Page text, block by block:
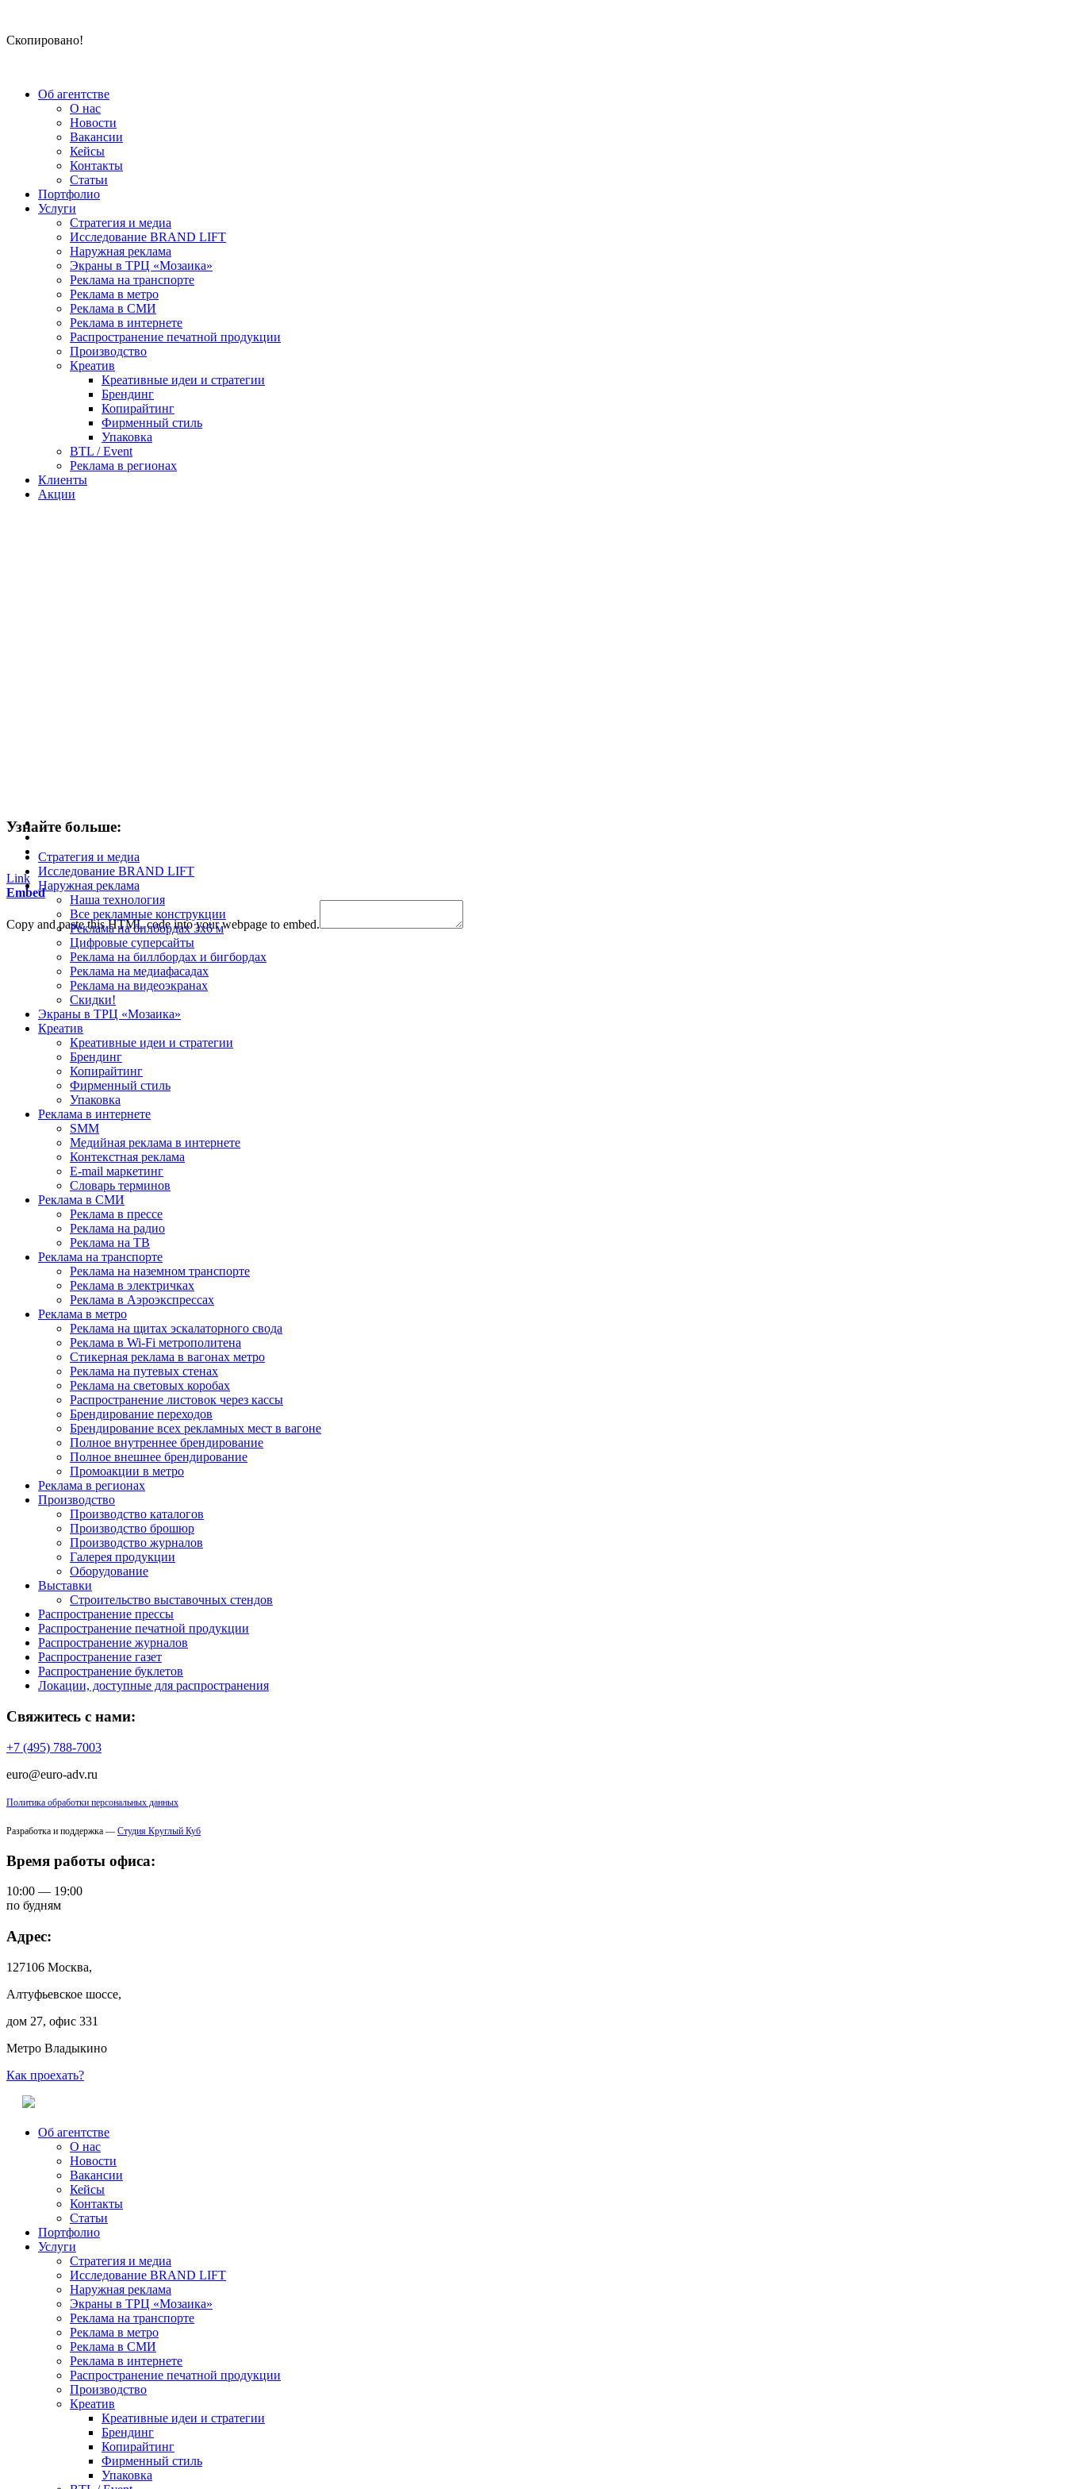
Скопировано!
Об агентстве
О нас
Новости
Вакансии
Кейсы
Контакты
Статьи
Портфолио
Услуги
Стратегия и медиа
Исследование BRAND LIFT
Наружная реклама
Экраны в ТРЦ «Мозаика»
Реклама на транспорте
Реклама в метро
Реклама в СМИ
Реклама в интернете
Распространение печатной продукции
Производство
Креатив
Креативные идеи и стратегии
Брендинг
Копирайтинг
Фирменный стиль
Упаковка
BTL / Event
Реклама в регионах
Клиенты
Акции
Link
Embed
Copy and paste this HTML code into your webpage to embed.
Узнайте больше:
Стратегия и медиа
Исследование BRAND LIFT
Наружная реклама
Наша технология
Все рекламные конструкции
Реклама на билбордах 3х6 м
Цифровые суперсайты
Реклама на биллбордах и бигбордах
Реклама на медиафасадах
Реклама на видеоэкранах
Скидки!
Экраны в ТРЦ «Мозаика»
Креатив
Креативные идеи и стратегии
Брендинг
Копирайтинг
Фирменный стиль
Упаковка
Реклама в интернете
SMM
Медийная реклама в интернете
Контекстная реклама
E-mail маркетинг
Словарь терминов
Реклама в СМИ
Реклама в прессе
Реклама на радио
Реклама на ТВ
Реклама на транспорте
Реклама на наземном транспорте
Реклама в электричках
Реклама в Аэроэкспрессах
Реклама в метро
Реклама на щитах эскалаторного свода
Реклама в Wi-Fi метрополитена
Стикерная реклама в вагонах метро
Реклама на путевых стенах
Реклама на световых коробах
Распространение листовок через кассы
Брендирование переходов
Брендирование всех рекламных мест в вагоне
Полное внутреннее брендирование
Полное внешнее брендирование
Промоакции в метро
Реклама в регионах
Производство
Производство каталогов
Производство брошюр
Производство журналов
Галерея продукции
Оборудование
Выставки
Строительство выставочных стендов
Распространение прессы
Распространение печатной продукции
Распространение журналов
Распространение газет
Распространение буклетов
Локации, доступные для распространения
Свяжитесь с нами:
+7 (495) 788-7003
euro@euro-adv.ru
Политика обработки персональных данных
Разработка и поддержка — Студия Круглый Куб
Время работы офиса:
10:00 — 19:00
по будням
Адрес:
127106 Москва,
Алтуфьевское шоссе,
дом 27, офис 331
Метро Владыкино
Как проехать?
Об агентстве
О нас
Новости
Вакансии
Кейсы
Контакты
Статьи
Портфолио
Услуги
Стратегия и медиа
Исследование BRAND LIFT
Наружная реклама
Экраны в ТРЦ «Мозаика»
Реклама на транспорте
Реклама в метро
Реклама в СМИ
Реклама в интернете
Распространение печатной продукции
Производство
Креатив
Креативные идеи и стратегии
Брендинг
Копирайтинг
Фирменный стиль
Упаковка